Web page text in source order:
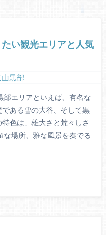
い観光エリアと人気
部エリアといえば、有名な
ある雪の大谷、そして黒
色は、雄大さと荒々しさ
な場所、雅な風景を奏でる